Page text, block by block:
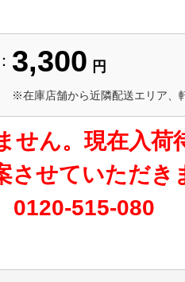
3,300 円
※在庫店舗から近隣配送エリア、
せん。現在入荷
させていただき
515-080